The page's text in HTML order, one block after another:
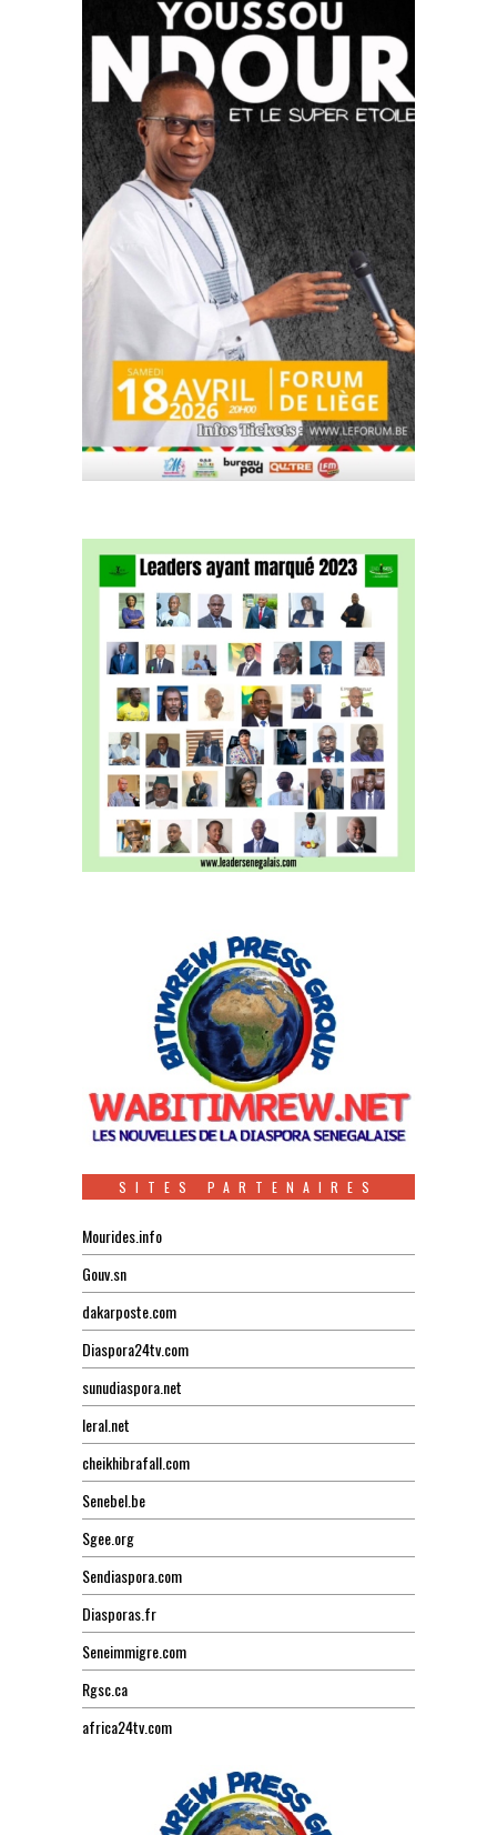
SITES PARTENAIRES
Mourides.info
Gouv.sn
dakarposte.com
Diaspora24tv.com
sunudiaspora.net
leral.net
cheikhibrafall.com
Senebel.be
Sgee.org
Sendiaspora.com
Diasporas.fr
Seneimmigre.com
Rgsc.ca
africa24tv.com